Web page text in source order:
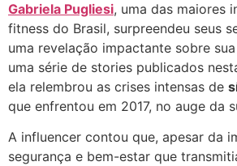
Gabriela Pugliesi, uma das maiores
fitness do Brasil, surpreendeu seus
uma revelação impactante sobre
uma série de stories publicados
ela relembrou as crises intensas de
que enfrentou em 2017, no auge da
A influencer contou que, apesar da
segurança e bem-estar que